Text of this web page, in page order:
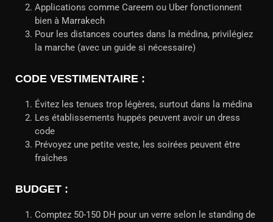
Applications comme Careem ou Uber fonctionnent
bien à Marrakech
Pour les distances courtes dans la médina, privilégiez
la marche (avec un guide si nécessaire)
CODE VESTIMENTAIRE :
Évitez les tenues trop légères, surtout dans la médina
Les établissements huppés peuvent avoir un dress
code
Prévoyez une petite veste, les soirées peuvent être
fraîches
BUDGET :
Comptez 50-150 DH pour un verre selon le standing de